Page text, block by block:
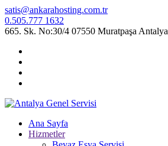
satis@ankarahosting.com.tr
0.505.777 1632
665. Sk. No:30/4 07550 Muratpaşa Antalya
Ana Sayfa
Hizmetler